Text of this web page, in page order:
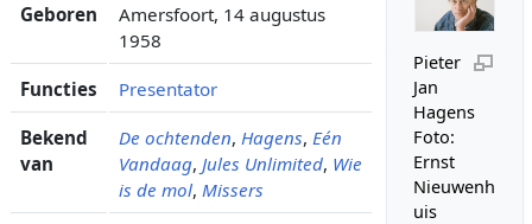
Pieter
Jan
Hagens
Foto:
Ernst
Nieuwenh
uis
Geboren
Amersfoort, 14 augustus
1958
Functies Presentator
Bekend
van
De ochtenden, Hagens, Eén
Vandaag, Jules Unlimited, Wie
is de mol, Missers